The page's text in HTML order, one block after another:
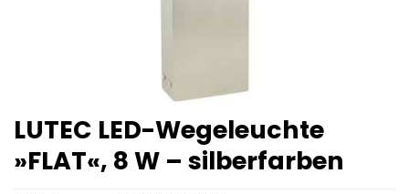
LUTEC LED-Wegeleuchte
»FLAT«, 8 W – silberfarben